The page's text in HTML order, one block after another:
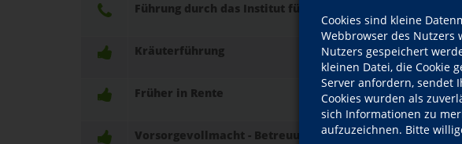
Cookies sind kleine
Webbrowser des Nutzers
Nutzers gespeichert
kleinen Datei, die Cookie
Server anfordern, sendet
Cookies wurden als
sich Informationen zu
aufzuzeichnen. Bitte
Führung durch das Institut für Pathologie
Kräuterführung
Früher in Rente
Vorsorgevollmacht - Betreuungs- und